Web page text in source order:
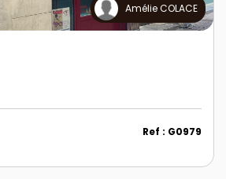
Amélie COLACE
Ref : G0979